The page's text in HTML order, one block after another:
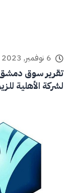
6 نوفمبر, 2023 - 01:40 م
تقرير سوق دمشق
لشركة الأهلية